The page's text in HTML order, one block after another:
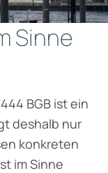
Sinne
BGB ist ein
deshalb nur
konkreten
im Sinne